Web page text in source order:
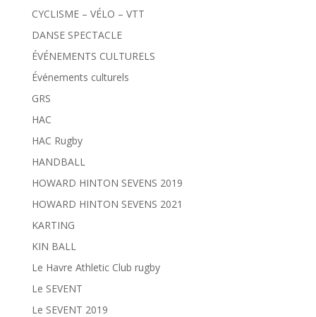
CYCLISME – VÉLO – VTT
DANSE SPECTACLE
ÉVÉNEMENTS CULTURELS
Événements culturels
GRS
HAC
HAC Rugby
HANDBALL
HOWARD HINTON SEVENS 2019
HOWARD HINTON SEVENS 2021
KARTING
KIN BALL
Le Havre Athletic Club rugby
Le SEVENT
Le SEVENT 2019